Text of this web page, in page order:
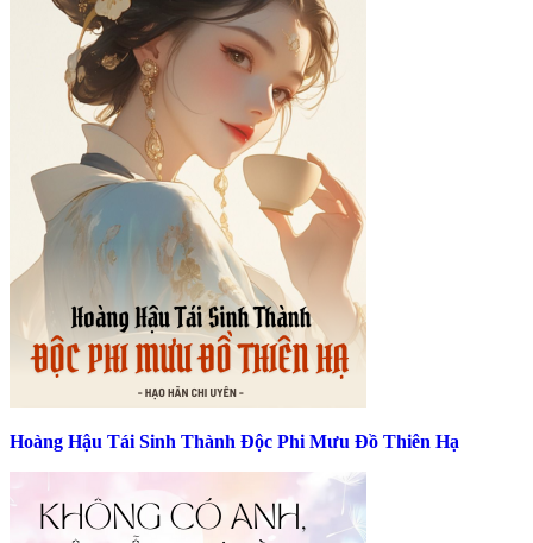
Hoàng Hậu Tái Sinh Thành Độc Phi Mưu Đồ Thiên Hạ